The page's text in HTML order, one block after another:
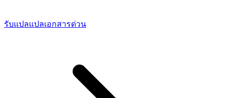
รับแปลแปลเอกสารด่วน